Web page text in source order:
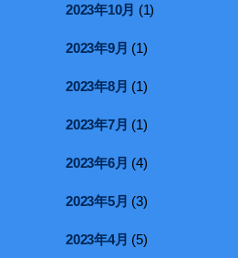
2023年10月 (1)
2023年9月 (1)
2023年8月 (1)
2023年7月 (1)
2023年6月 (4)
2023年5月 (3)
2023年4月 (5)